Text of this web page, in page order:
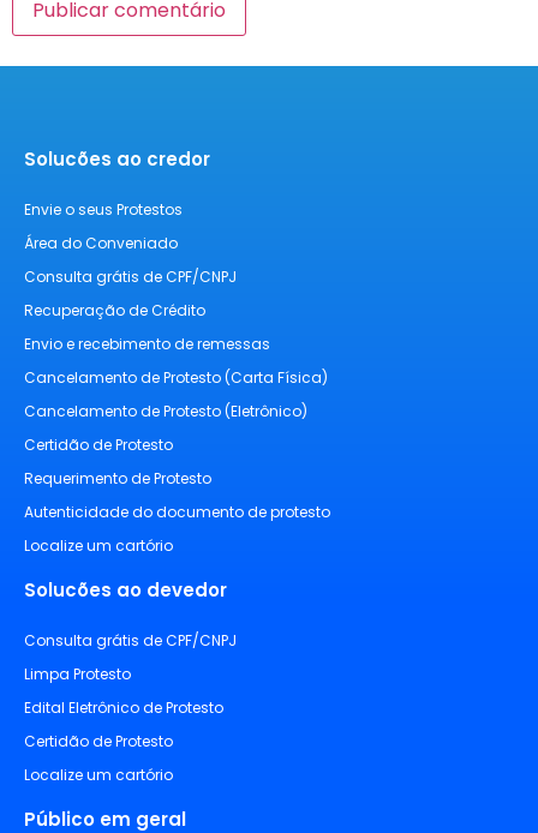
Solucões ao credor
Envie o seus Protestos
Área do Conveniado
Consulta grátis de CPF/CNPJ
Recuperação de Crédito
Envio e recebimento de remessas
Cancelamento de Protesto (Carta Física)
Cancelamento de Protesto (Eletrônico)
Certidão de Protesto
Requerimento de Protesto
Autenticidade do documento de protesto
Localize um cartório
Solucões ao devedor
Consulta grátis de CPF/CNPJ
Limpa Protesto
Edital Eletrônico de Protesto
Certidão de Protesto
Localize um cartório
Público em geral